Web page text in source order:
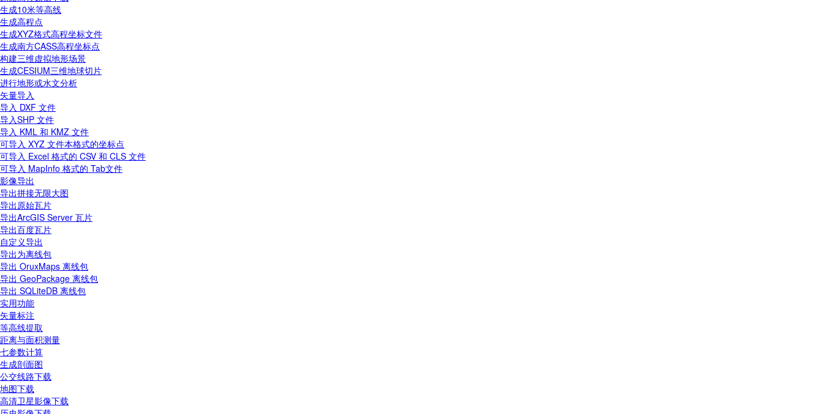
生成10米等高线
生成高程点
生成XYZ格式高程坐标文件
生成南方CASS高程坐标点
构建三维虚拟地形场景
生成CESIUM三维地球切片
进行地形或水文分析
矢量导入
导入 DXF 文件
导入SHP 文件
导入 KML 和 KMZ 文件
可导入 XYZ 文件本格式的坐标点
可导入 Excel 格式的 CSV 和 CLS 文件
可导入 MapInfo 格式的 Tab文件
影像导出
导出拼接无限大图
导出原始瓦片
导出ArcGIS Server 瓦片
导出百度瓦片
自定义导出
导出为离线包
导出 OruxMaps 离线包
导出 GeoPackage 离线包
导出 SQLiteDB 离线包
实用功能
矢量标注
等高线提取
距离与面积测量
七参数计算
生成剖面图
公交线路下载
地图下载
高清卫星影像下载